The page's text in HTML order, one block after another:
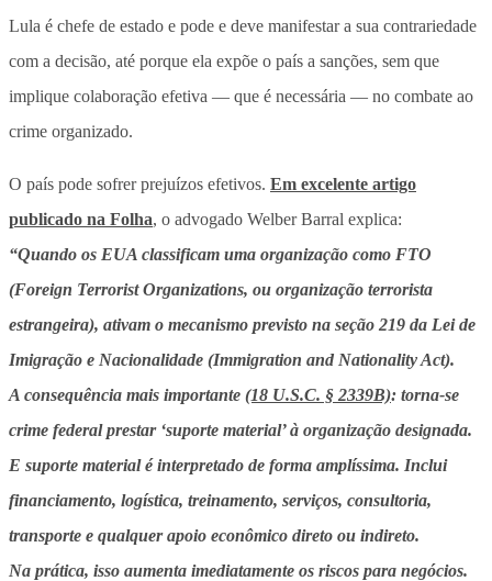
Lula é chefe de estado e pode e deve manifestar a sua contrariedade
com a decisão, até porque ela expõe o país a sanções, sem que
implique colaboração efetiva — que é necessária — no combate ao
crime organizado.
O país pode sofrer prejuízos efetivos. Em excelente artigo
publicado na Folha, o advogado Welber Barral explica:
“Quando os EUA classificam uma organização como FTO
(Foreign Terrorist Organizations, ou organização terrorista
estrangeira), ativam o mecanismo previsto na seção 219 da Lei de
Imigração e Nacionalidade (Immigration and Nationality Act).
A consequência mais importante (18 U.S.C. § 2339B): torna-se
crime federal prestar ‘suporte material’ à organização designada.
E suporte material é interpretado de forma amplíssima. Inclui
financiamento, logística, treinamento, serviços, consultoria,
transporte e qualquer apoio econômico direto ou indireto.
Na prática, isso aumenta imediatamente os riscos para negócios.